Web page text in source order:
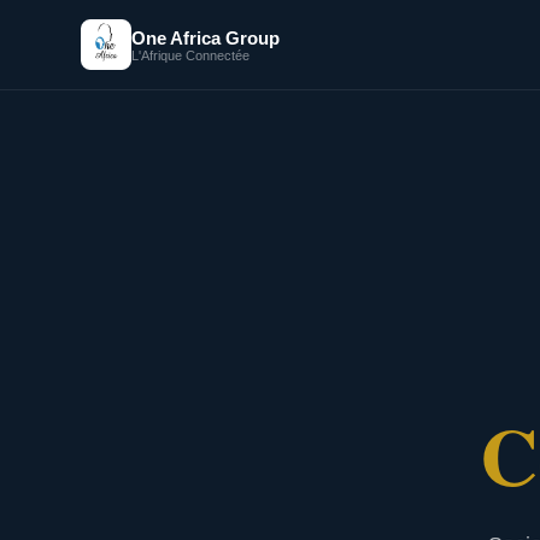
One Africa Group
L'Afrique Connectée